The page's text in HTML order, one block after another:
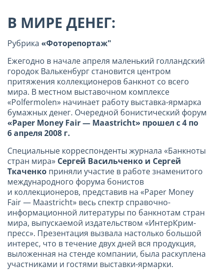
В МИРЕ ДЕНЕГ:
Рубрика «Фоторепортаж"
Ежегодно в начале апреля маленький голландский
городок Валькенбург становится центром
притяжения коллекционеров банкнот со всего
мира. В местном выставочном комплексе
«Polfermolen» начинает работу выставка-ярмарка
бумажных денег. Очередной бонистический форум
«Paper Money Fair — Maastricht» прошел с 4 по
6 апреля 2008 г.
Специальные корреспонденты журнала «Банкноты
стран мира» Сергей Васильченко и Сергей
Ткаченко приняли участие в работе знаменитого
международного форума бонистов
и коллекционеров, представив на «Paper Money
Fair — Maastricht» весь спектр справочно-
информационной литературы по банкнотам стран
мира, выпускаемой издательством «ИнтерКрим-
пресс». Презентация вызвала настолько большой
интерес, что в течение двух дней вся продукция,
выложенная на стенде компании, была раскуплена
участниками и гостями выставки-ярмарки.